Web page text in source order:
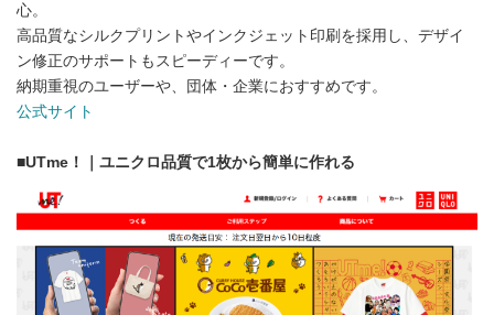
心。
高品質なシルクプリントやインクジェット印刷を採用し、デザイ
ン修正のサポートもスピーディーです。
納期重視のユーザーや、団体・企業におすすめです。
公式サイト
■UTme！｜ユニクロ品質で1枚から簡単に作れる